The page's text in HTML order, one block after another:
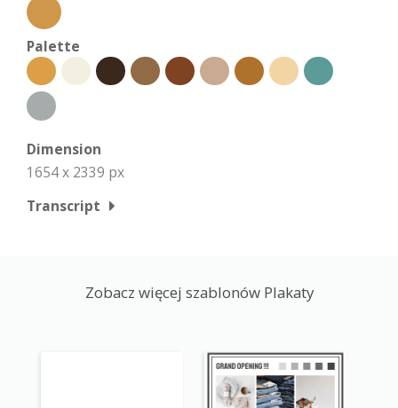
Palette
Dimension
1654 x 2339 px
Transcript
Zobacz więcej szablonów Plakaty